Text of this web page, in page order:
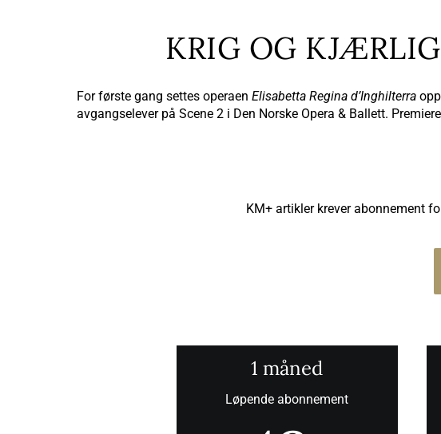
KRIG OG
For første gang settes operaen Elisabetta Regina d’Inghilterra
avgangselever på Scene 2 i Den Norske Opera & Ballett.
KM+ artikler krever abonnement
1 måned
Løpende abonnement